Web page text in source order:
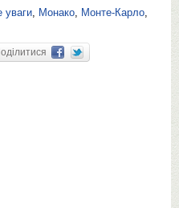
уваги, Монако, Монте-Карло,